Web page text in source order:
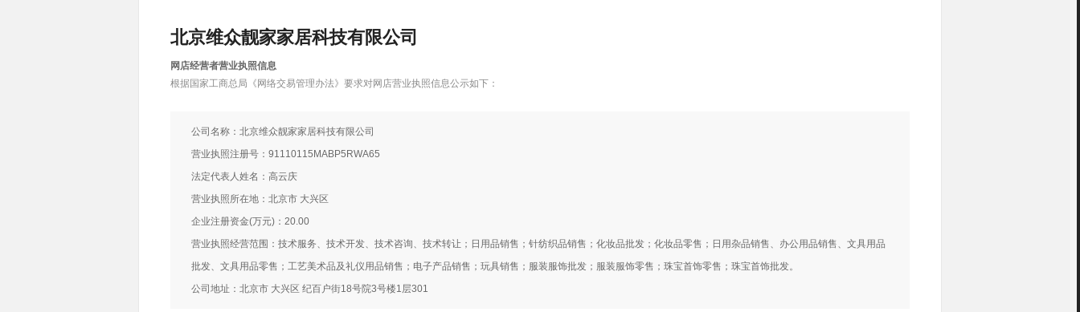
北京维众靓家家居科技有限公司
网店经营者营业执照信息
根据国家工商总局《网络交易管理办法》要求对网店营业执照信息公示如下：
公司名称：北京维众靓家家居科技有限公司
营业执照注册号：91110115MABP5RWA65
法定代表人姓名：高云庆
营业执照所在地：北京市 大兴区
企业注册资金(万元)：20.00
营业执照经营范围：技术服务、技术开发、技术咨询、技术转让；日用品销售；针纺织品销售；化妆品批发；化妆品零售；日用杂品销售、办公用品销售、文具用品
批发、文具用品零售；工艺美术品及礼仪用品销售；电子产品销售；玩具销售；服装服饰批发；服装服饰零售；珠宝首饰零售；珠宝首饰批发。
公司地址：北京市 大兴区 纪百户街18号院3号楼1层301